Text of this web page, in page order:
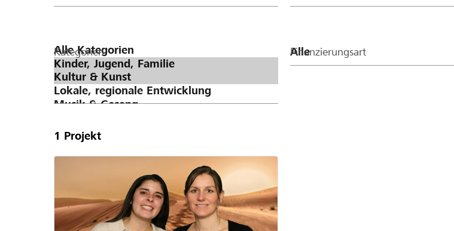
Kategorien Finanzierungsart
1 Projekt